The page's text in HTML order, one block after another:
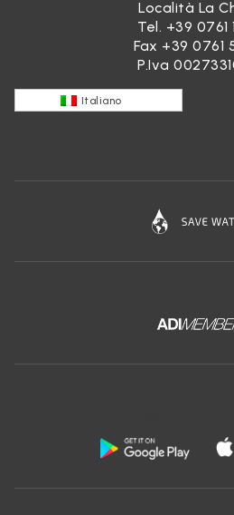
Località La
Tel. +39 0761
Fax +39 0761
P.Iva
Italiano